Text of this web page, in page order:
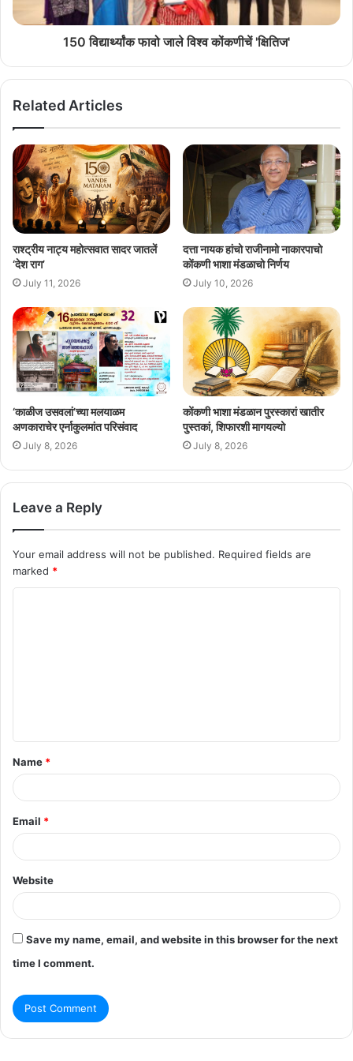
150 विद्यार्थ्यांक फावो जाले विश्व कोंकणीचें 'क्षितिज'
Related Articles
राश्ट्रीय नाट्य महोत्सवात सादर जातलें
‘देश राग’
July 11, 2026
दत्ता नायक हांचो राजीनामो नाकारपाचो
कोंकणी भाशा मंडळाचो निर्णय
July 10, 2026
‘काळीज उसवलां’च्या मलयाळम
अणकाराचेर एर्नाकुलमांत परिसंवाद
July 8, 2026
कोंकणी भाशा मंडळान पुरस्कारां खातीर
पुस्तकां, शिफारशी मागयल्यो
July 8, 2026
Leave a Reply
Your email address will not be published. Required fields are
marked *
t
*
Name *
Email *
Website
Save my name, email, and website in this browser for the next
time I comment.